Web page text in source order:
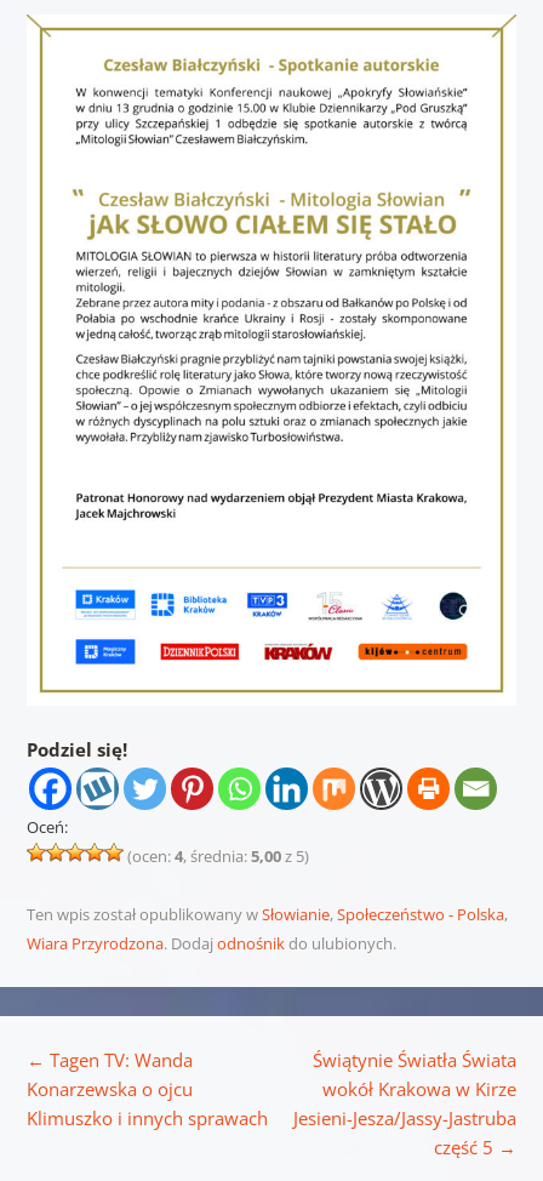
Podziel się!
Oceń:
(ocen:4, średnia:5,00z 5)
Ten wpis został opublikowany wSłowianie,Społeczeństwo - Polska,
Wiara Przyrodzona. Dodaj odnośnikdo ulubionych.
← Tagen TV: Wanda
Konarzewska o ojcu
Klimuszko i innych sprawach
Świątynie Światła Świata
wokół Krakowa w Kirze
Jesieni-Jesza/Jassy-Jastruba
część 5 →